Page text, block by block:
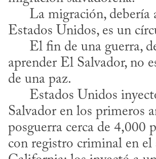
Estados Unidos, es un
aprender El Salvador, no
de una paz.
Salvador en los primeros
posguerra cerca de 4,000
con registro criminal en el